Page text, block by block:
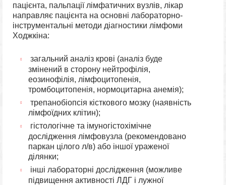
пацієнта, пальпації лімфатичних вузлів, лікар
направляє пацієнта на основні лабораторно-
інструментальні методи діагностики лімфоми
Ходжкіна:
загальний аналіз крові (аналіз буде
змінений в сторону нейтрофілія,
еозинофілія, лімфоцитопенія,
тромбоцитопенія, нормоцитарна анемія);
трепанобіопсія кісткового мозку (наявність
лімфоїдних клітин);
гістологічне та імуногістохімічне
дослідження лімфовузла (рекомендовано
паркан цілого л/в) або іншої ураженої
ділянки;
інші лабораторні дослідження (можливе
підвищення активності ЛДГ і лужної